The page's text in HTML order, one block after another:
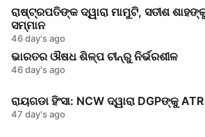
ରାଷ୍ଟ୍ରପତିଙ୍କ ଦ୍ୱାରା ମାମୁଟି, ସତୀଶ
ସମ୍ମାନ
46 day's ago
ଭାରତର ଔଷଧ ଶିଳ୍ପ ଚୀନ୍‌ରୁ ନିର୍ଭରଶୀଳ
46 day's ago
ରାୟଗଡା ହିଂସା: NCW ଦ୍ୱାରା DGPଙ୍କୁ
47 day's ago